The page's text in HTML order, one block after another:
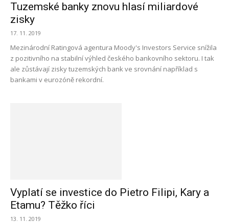
Tuzemské banky znovu hlasí miliardové
zisky
17. 11. 2019
Mezinárodní Ratingová agentura Moody's Investors Service snížila
z pozitivního na stabilní výhled českého bankovního sektoru. I tak
ale zůstávají zisky tuzemských bank ve srovnání například s
bankami v eurozóně rekordní.
Vyplatí se investice do Pietro Filipi, Kary a
Etamu? Těžko říci
13. 11. 2019